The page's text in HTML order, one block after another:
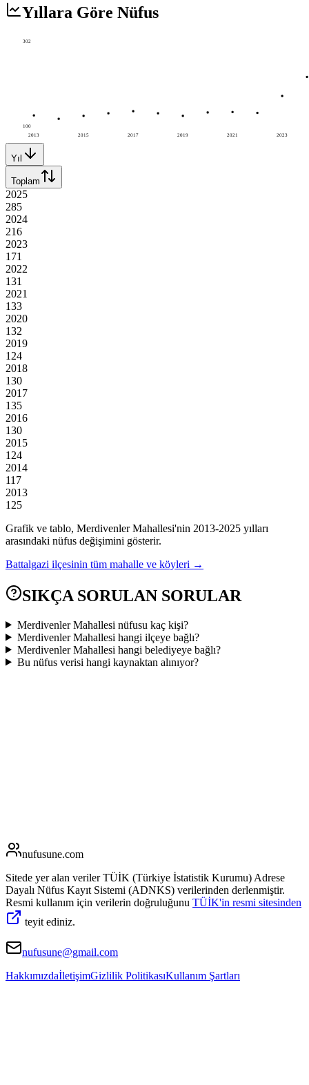
Yıllara Göre Nüfus
2013 2015 2017 2019 2021 2023
302
100
Yıl
Toplam
2025
285
2024
216
2023
171
2022
131
2021
133
2020
132
2019
124
2018
130
2017
135
2016
130
2015
124
2014
117
2013
125
Grafik ve tablo, MerdivenlerMahallesi'nin 2013-2025 yılları
arasındaki nüfus değişimini gösterir.
Battalgazi ilçesinin tüm mahalle ve köyleri →
SIKÇA SORULAN SORULAR
Merdivenler Mahallesi nüfusu kaç kişi?
Merdivenler Mahallesi hangi ilçeye bağlı?
Merdivenler Mahallesi hangi belediyeye bağlı?
Bu nüfus verisi hangi kaynaktan alınıyor?
nufusune.com
Sitede yer alan veriler TÜİK (Türkiye İstatistik Kurumu) Adrese
Dayalı Nüfus Kayıt Sistemi (ADNKS) verilerinden derlenmiştir.
Resmi kullanım için verilerin doğruluğunu TÜİK'in resmi sitesinden
teyit ediniz.
nufusune@gmail.com
HakkımızdaİletişimGizlilik PolitikasıKullanım Şartları